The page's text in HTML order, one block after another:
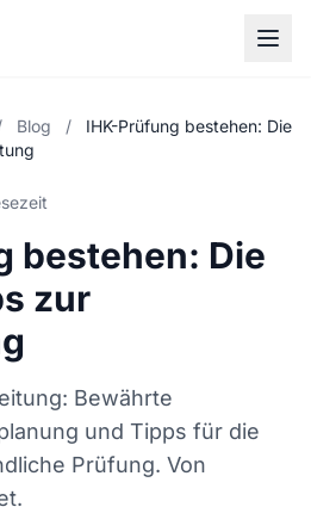
Blog /
IHK-Prüfung bestehen: Die
bestehen: Die
zur
Bewährte
und Tipps für die
Prüfung. Von